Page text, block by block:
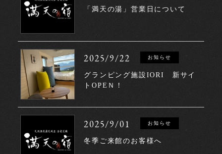
「満天の湯」営業日について
2025/9/22 お知らせ
グランピング施設IORI 新サイ
トOPEＮ！
2025/9/01 お知らせ
冬季ご来館のお客様へ